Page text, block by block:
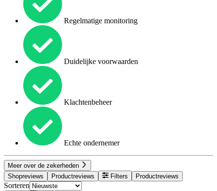
Regelmatige monitoring
Duidelijke voorwaarden
Klachtenbeheer
Echte ondernemer
Meer over de zekerheden
Shopreviews
Productreviews Filters Productreviews
Sorteren